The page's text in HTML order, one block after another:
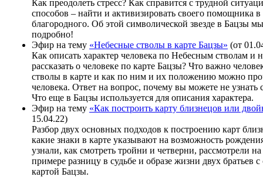
Как преодолеть стресс? Как справится с трудной
способов – найти и активизировать своего помощника
благородного. Об этой символической звезде в Бацзы
подробно!
Эфир на тему «Небесные стволы в карте Бацзы» (от
Как описать характер человека по Небесным стволам и
рассказать о человеке по карте Бацзы? Что важно
стволы в карте и как по ним и их положению можно
человека. Ответ на вопрос, почему вы можете не узнать
Что еще в Бацзы используется для описания характера.
Эфир на тему «Как построить карту близнецов или
15.04.22)
Разбор двух основных подходов к построению карт
какие знаки в карте указывают на возможность
узнали, как смотреть тройни и четверни, рассмотрели
примере разницу в судьбе и образе жизни двух братьев
картой Бацзы.